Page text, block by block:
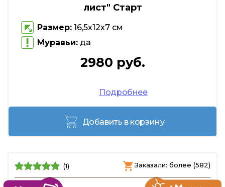
лист" Старт
Размер: 16,5х12х7 см
Муравьи: да
2980 руб.
Подробнее
Добавить в корзину
(1) Заказали: более (582)